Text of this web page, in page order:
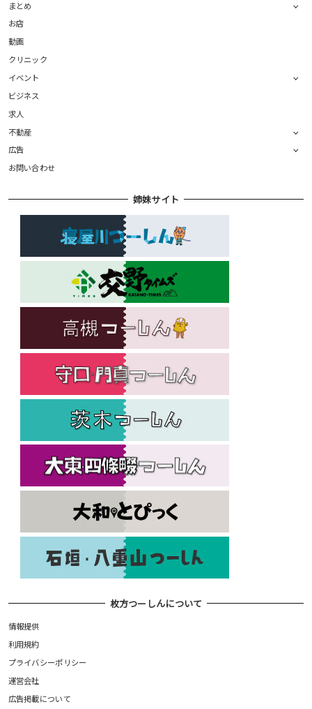
まとめ
お店
動画
クリニック
イベント
ビジネス
求人
不動産
広告
お問い合わせ
姉妹サイト
枚方つーしんについて
情報提供
利用規約
プライバシーポリシー
運営会社
広告掲載について